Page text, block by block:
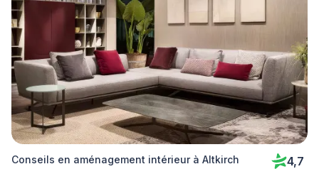
Conseils en aménagement intérieur à Altkirch 4,7